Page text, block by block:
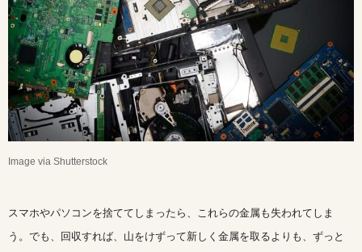
Image via Shutterstock
スマホやパソコンを捨ててしまったら、これらの金属も失われてしま
う。でも、回収すれば、山をけずって新しく金属を取るよりも、ずっと